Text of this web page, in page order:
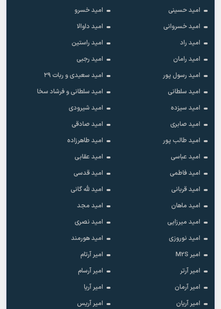
امید حسینی
امید خسرو
امید خسروانی
امید داوالا
امید راد
امید راستین
امید رامان
امید رجبی
امید رسول پور
امید سعیدی و ربات ۲۹
امید سلطانی
امید سلطانی و فرشاد سخا
امید سیزده
امید شیرودی
امید صابری
امید صادقی
امید طالب پور
امید طاهرزاده
امید عباسی
امید عقابی
امید فاطمی
امید قدسی
امید قربانی
امید لله گانی
امید ماهان
امید مجد
امید میرزایی
امید نصری
امید نوروزی
امید هورمند
امیر M2S
امیر آرتام
امیر آرتر
امیر آرسام
امیر آرمان
امیر آریا
امیر آریان
امیر آریس